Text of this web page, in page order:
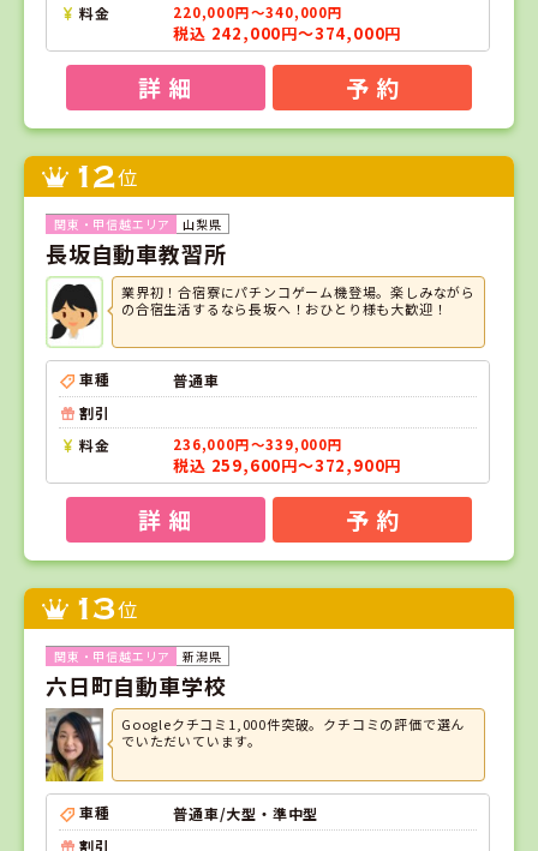
料金
220,000円～340,000円
税込 242,000円～374,000円
詳 細 予 約
12位
山梨県
長坂自動車教習所
業界初！合宿寮にパチンコゲーム機登場。楽しみながら
の合宿生活するなら長坂へ！おひとり様も大歓迎！
車種
普通車
割引
料金
236,000円～339,000円
税込 259,600円～372,900円
詳 細 予 約
13位
新潟県
六日町自動車学校
Googleクチコミ1,000件突破。クチコミの評価で選ん
でいただいています。
車種
普通車/大型・準中型
割引